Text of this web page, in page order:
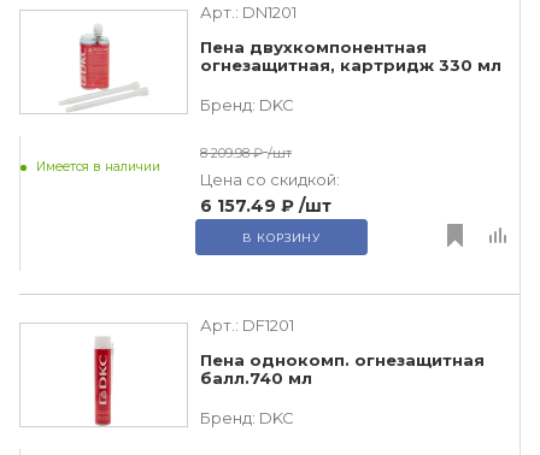
Арт.: DN1201
Пена двухкомпонентная
огнезащитная, картридж 330 мл
Бренд: DKC
Имеется в наличии
8 209.98 ₽ /шт
Цена со скидкой:
6 157.49 ₽ /шт
В КОРЗИНУ
Арт.: DF1201
Пена однокомп. огнезащитная
балл.740 мл
Бренд: DKC